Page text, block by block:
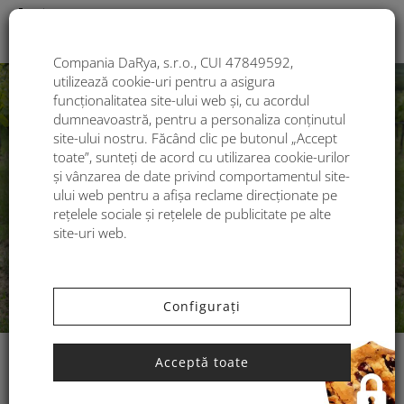
Înapoi
YOUR TOP RATED PRODUCTS
Compania DaRya, s.r.o., CUI 47849592,
utilizează cookie-uri pentru a asigura
funcționalitatea site-ului web și, cu acordul
dumneavoastră, pentru a personaliza conținutul
site-ului nostru. Făcând clic pe butonul „Accept
toate”, sunteți de acord cu utilizarea cookie-urilor
și vânzarea de date privind comportamentul site-
ului web pentru a afișa reclame direcționate pe
rețelele sociale și rețelele de publicitate pe alte
site-uri web.
Configurați
Acceptă toate